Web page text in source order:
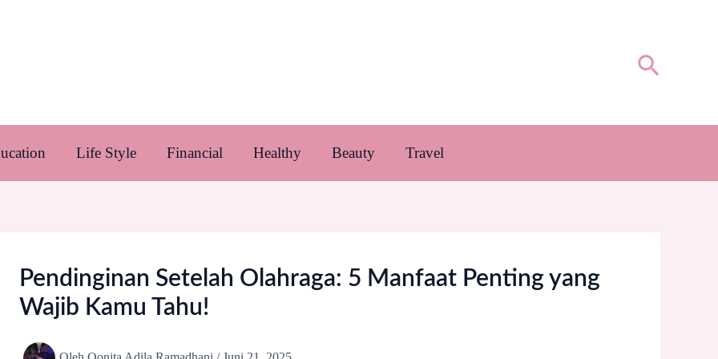
Cari
Life Style Financial Healthy Beauty Travel
Pendinginan Setelah Olahraga: 5 Manfaat Penting yang
Wajib Kamu Tahu!